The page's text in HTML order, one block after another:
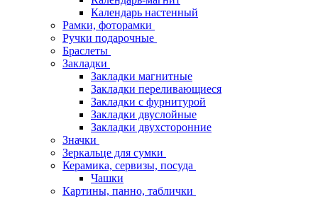
Календарь настенный
Рамки, фоторамки
Ручки подарочные
Браслеты
Закладки
Закладки магнитные
Закладки переливающиеся
Закладки с фурнитурой
Закладки двуслойные
Закладки двухсторонние
Значки
Зеркальце для сумки
Керамика, сервизы, посуда
Чашки
Картины, панно, таблички